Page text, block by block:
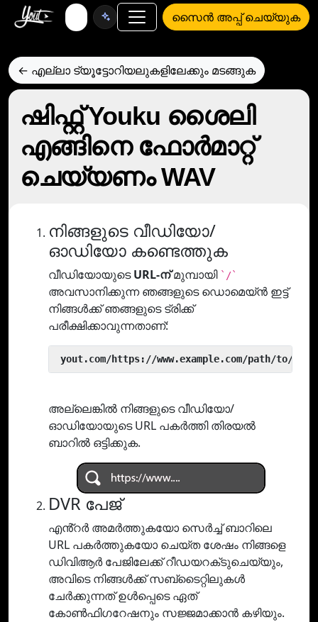
സൈൻ അപ്പ് ചെയ്യുക
← എല്ലാ ട്യൂട്ടോറിയലുകളിലേക്കും മടങ്ങുക
ഷിഫ്റ്റ് Youku ശൈലി
എങ്ങിനെ ഫോര്‍മാറ്റ്
ചെയ്യണം WAV
നിങ്ങളുടെ വീഡിയോ/
ഓഡിയോ കണ്ടെത്തുക
വീഡിയോയുടെURL-ന്മുമ്പായി `/`
അവസാനിക്കുന്ന ഞങ്ങളുടെ ഡൊമെയ്ൻ ഇട്ട്
നിങ്ങൾക്ക് ഞങ്ങളുടെ ട്രിക്ക്
പരീക്ഷിക്കാവുന്നതാണ്:
yout.com/https://www.example.com/path/to/
അല്ലെങ്കിൽ നിങ്ങളുടെ വീഡിയോ/
ഓഡിയോയുടെ URL പകർത്തി തിരയൽ
ബാറിൽ ഒട്ടിക്കുക.
DVR പേജ്
എൻ്റർ അമർത്തുകയോ സെർച്ച് ബാറിലെ
URL പകർത്തുകയോ ചെയ്‌ത ശേഷം നിങ്ങളെ
ഡിവിആർ പേജിലേക്ക് റീഡയറക്‌ടുചെയ്യും,
അവിടെ നിങ്ങൾക്ക് സബ്‌ടൈറ്റിലുകൾ
ചേർക്കുന്നത് ഉൾപ്പെടെ ഏത്
കോൺഫിഗറേഷനും സജ്ജമാക്കാൻ കഴിയും.